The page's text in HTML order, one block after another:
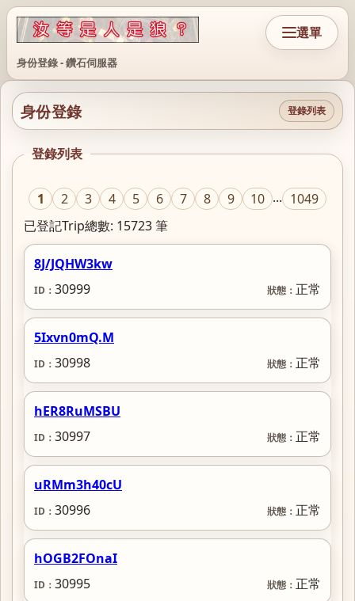
身份登錄 - 鑽石伺服器
選單
身份登錄 登錄列表
登錄列表
1 2 3 4 5 6 7 8 9 10 ... 1049
已登記Trip總數: 15723 筆
30999
8J/JQHW3kw
正常
30998
5Ixvn0mQ.M
正常
30997
hER8RuMSBU
正常
30996
uRMm3h40cU
正常
30995
hOGB2FOnaI
正常